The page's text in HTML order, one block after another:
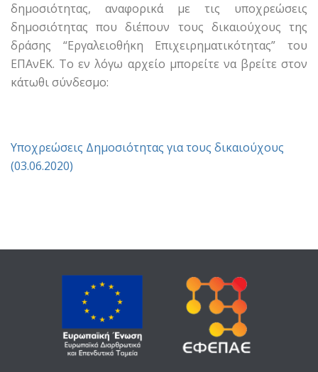
δημοσιότητας, αναφορικά με τις υποχρεώσεις
δημοσιότητας που διέπουν τους δικαιούχους της
δράσης “Εργαλειοθήκη Επιχειρηματικότητας” του
ΕΠΑνΕΚ. Το εν λόγω αρχείο μπορείτε να βρείτε στον
κάτωθι σύνδεσμο:
Υποχρεώσεις Δημοσιότητας για τους δικαιούχους
(03.06.2020)